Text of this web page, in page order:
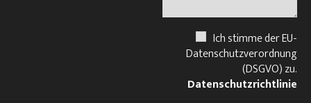
Ich stimme der EU-
Datenschutzverordnung
(DSGVO) zu.
Datenschutzrichtlinie